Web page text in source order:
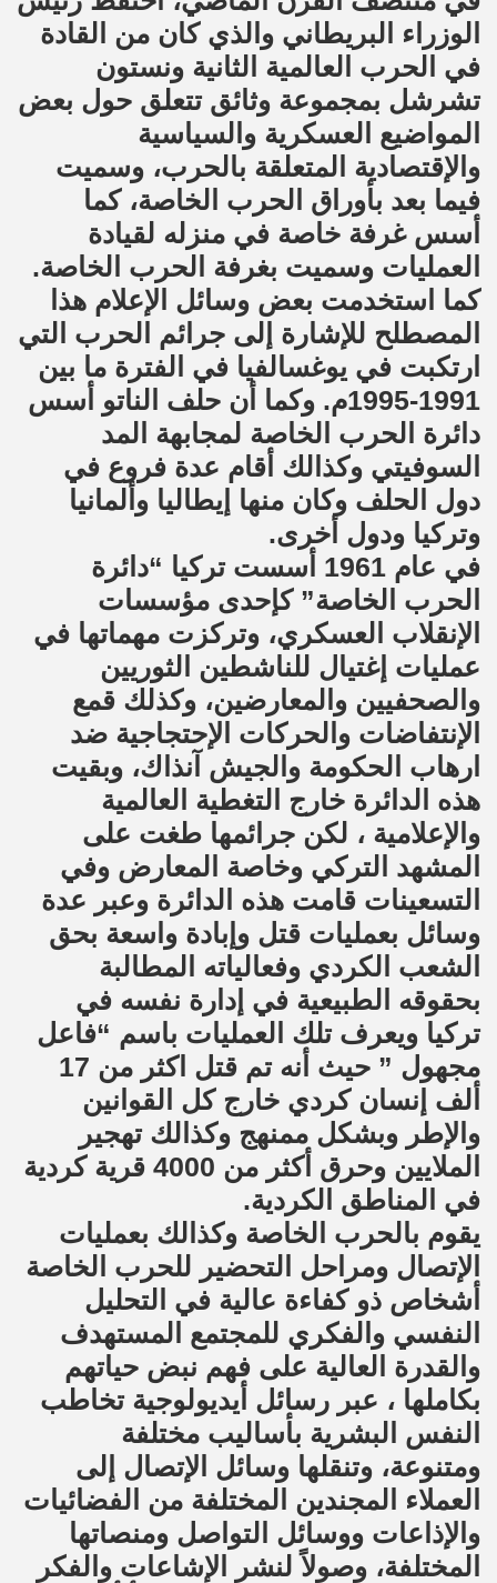
الوزراء البريطاني والذي كان من القادة
في الحرب العالمية الثانية ونستون
تشرشل بمجموعة وثائق تتعلق حول بعض
المواضيع العسكرية والسياسية
والإقتصادية المتعلقة بالحرب، وسميت
فيما بعد بأوراق الحرب الخاصة، كما
أسس غرفة خاصة في منزله لقيادة
العمليات وسميت بغرفة الحرب الخاصة.
كما استخدمت بعض وسائل الإعلام هذا
المصطلح للإشارة إلى جرائم الحرب التي
ارتكبت في يوغسالفيا في الفترة ما بين
1991-1995م. وكما أن حلف الناتو أسس
دائرة الحرب الخاصة لمجابهة المد
السوفيتي وكذالك أقام عدة فروع في
دول الحلف وكان منها إيطاليا وألمانيا
وتركيا ودول أخرى.
في عام 1961 أسست تركيا “دائرة
الحرب الخاصة” كإحدى مؤسسات
الإنقلاب العسكري، وتركزت مهماتها في
عمليات إغتيال للناشطين الثوريين
والصحفيين والمعارضين، وكذلك قمع
الإنتفاضات والحركات الإحتجاجية ضد
ارهاب الحكومة والجيش آنذاك، وبقيت
هذه الدائرة خارج التغطية العالمية
والإعلامية ، لكن جرائمها طغت على
المشهد التركي وخاصة المعارض وفي
التسعينات قامت هذه الدائرة وعبر عدة
وسائل بعمليات قتل وإبادة واسعة بحق
الشعب الكردي وفعالياته المطالبة
بحقوقه الطبيعية في إدارة نفسه في
تركيا ويعرف تلك العمليات باسم “فاعل
مجهول ” حيث أنه تم قتل اكثر من 17
ألف إنسان كردي خارج كل القوانين
والإطر وبشكل ممنهج وكذالك تهجير
الملايين وحرق أكثر من 4000 قرية كردية
في المناطق الكردية.
يقوم بالحرب الخاصة وكذالك بعمليات
الإتصال ومراحل التحضير للحرب الخاصة
أشخاص ذو كفاءة عالية في التحليل
النفسي والفكري للمجتمع المستهدف
والقدرة العالية على فهم نبض حياتهم
بكاملها ، عبر رسائل أيديولوجية تخاطب
النفس البشرية بأساليب مختلفة
ومتنوعة، وتنقلها وسائل الإتصال إلى
العملاء المجندين المختلفة من الفضائيات
والإذاعات ووسائل التواصل ومنصاتها
المختلفة، وصولاً لنشر الإشاعات والفكر